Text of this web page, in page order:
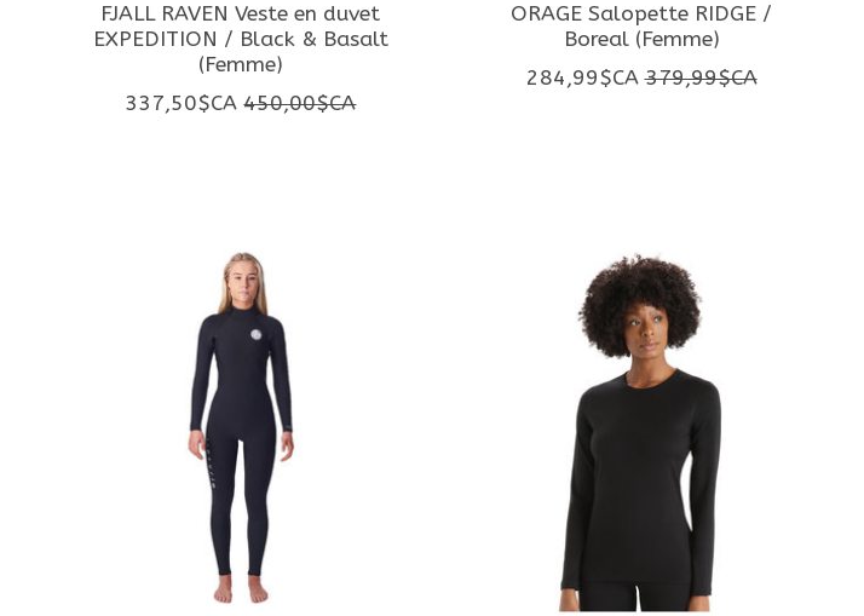
FJALL RAVEN Veste en duvet
EXPEDITION / Black & Basalt
(Femme)
337,50$CA 450,00$CA
ORAGE Salopette RIDGE /
Boreal (Femme)
284,99$CA 379,99$CA